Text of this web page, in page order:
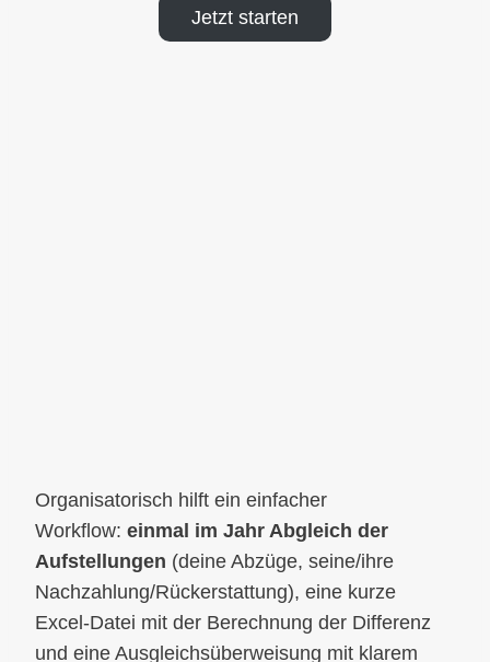
Jetzt starten
Organisatorisch hilft ein einfacher
Workflow: einmal im Jahr Abgleich der
Aufstellungen (deine Abzüge, seine/ihre
Nachzahlung/Rückerstattung), eine kurze
Excel-Datei mit der Berechnung der Differenz
und eine Ausgleichsüberweisung mit klarem